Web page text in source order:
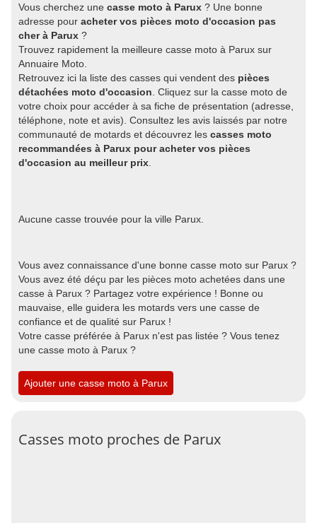
Vous cherchez une casse moto à Parux ? Une bonne
adresse pour acheter vos pièces moto d'occasion pas
cher à Parux ?
Trouvez rapidement la meilleure casse moto à Parux sur
Annuaire Moto.
Retrouvez ici la liste des casses qui vendent des pièces
détachées moto d'occasion . Cliquez sur la casse moto de
votre choix pour accéder à sa fiche de présentation (adresse,
téléphone, note et avis). Consultez les avis laissés par notre
communauté de motards et découvrez les casses moto
recommandées à Parux pour acheter vos pièces
d'occasion au meilleur prix
Aucune casse trouvée pour la ville Parux.
Vous avez connaissance d'une bonne casse moto sur Parux ?
Vous avez été déçu par les pièces moto achetées dans une
casse à Parux ? Partagez votre expérience ! Bonne ou
mauvaise, elle guidera les motards vers une casse de
confiance et de qualité sur Parux !
Votre casse préférée à Parux n'est pas listée ? Vous tenez
une casse moto à Parux ?
Ajouter une casse moto à Parux
Casses moto proches de Parux